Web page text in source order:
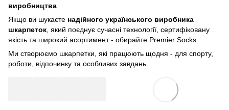
виробництва
Якщо ви шукаєте надійного українського виробника
шкарпеток , який поєднує сучасні технології, сертифіковану
якість та широкий асортимент - обирайте Premier Socks.
Ми створюємо шкарпетки, які працюють щодня - для спорту,
роботи, відпочинку та особливих завдань.